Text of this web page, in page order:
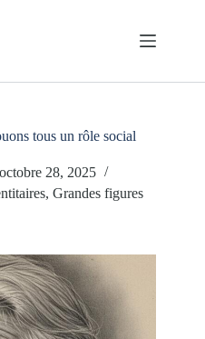
tous un rôle social
octobre 28, 2025
, Grandes figures